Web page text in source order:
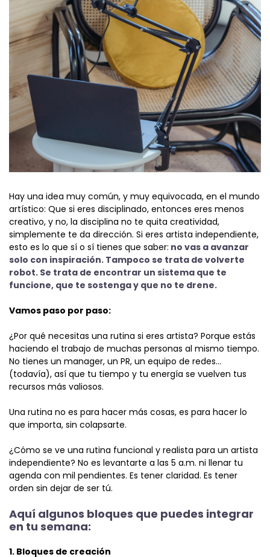
Hay una idea muy común, y muy equivocada, en el mundo
artístico: Que si eres disciplinado, entonces eres menos
creativo, y no, la disciplina no te quita creatividad,
simplemente te da dirección. Si eres artista independiente,
esto es lo que sí o sí tienes que saber: no vas a avanzar
solo con inspiración. Tampoco se trata de volverte
robot. Se trata de encontrar un sistema que te
funcione, que te sostenga y que no te drene.
Vamos paso por paso:
¿Por qué necesitas una rutina si eres artista? Porque estás
haciendo el trabajo de muchas personas al mismo tiempo.
No tienes un manager, un PR, un equipo de redes…
(todavía), así que tu tiempo y tu energía se vuelven tus
recursos más valiosos.
Una rutina no es para hacer más cosas, es para hacer lo
que importa, sin colapsarte.
¿Cómo se ve una rutina funcional y realista para un artista
independiente? No es levantarte a las 5 a.m. ni llenar tu
agenda con mil pendientes. Es tener claridad. Es tener
orden sin dejar de ser tú.
Aquí algunos bloques que puedes integrar
en tu semana:
1. Bloques de creación